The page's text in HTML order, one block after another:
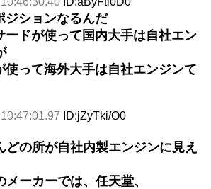
ジションなるんだ
ードが使って国内大手は自社エン
使って海外大手は自社エンジンて
ID:jZyTki/O0
どの所が自社内製エンジンに見え
ーカーでは、任天堂、